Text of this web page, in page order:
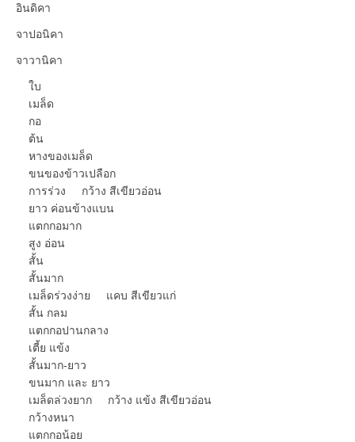
อินดิคา
จาปอนิคา
จาวานิคา
ใบ
เมล็ด
กอ
ต้น
หางของเมล็ด
ขนของข้าวเปลือก
การร่วง กว้าง สีเขียวอ่อน
ยาว ค่อนข้างแบน
แตกกอมาก
สูง อ่อน
สั้น
สั้นมาก
เมล็ดร่วงง่าย แคบ สีเขียวแก่
สั้น กลม
แตกกอปานกลาง
เตี้ย แข้ง
สั้นมาก-ยาว
ขนมาก และ ยาว
เมล็ดล่วงยาก กว้าง แข้ง สีเขียวอ่อน
กว้างหนา
แตกกอน้อย